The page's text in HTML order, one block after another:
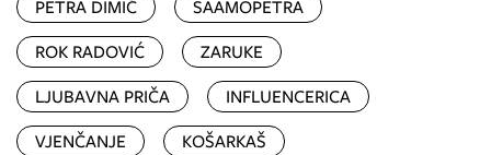
PETRA DIMIĆ
SAAMOPETRA
ROK RADOVIĆ
ZARUKE
LJUBAVNA PRIČA
INFLUENCERICA
VJENČANJE
KOŠARKAŠ